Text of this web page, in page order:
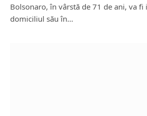
Bolsonaro, în vârstă de 71 de ani, va fi
domiciliul său în…